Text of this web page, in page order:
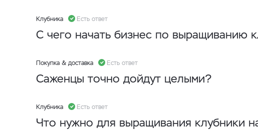
Клубника Есть ответ
С чего начать бизнес по выращиванию
Покупка & доставка Есть ответ
Саженцы точно дойдут целыми?
Клубника Есть ответ
Что нужно для выращивания клубники